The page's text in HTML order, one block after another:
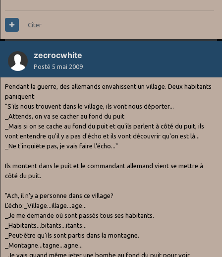
Citer
zecrocwhite
Posté 5 mai 2009
Pendant la guerre, des allemands envahissent un village. Deux habitants
paniquent:
"S'ils nous trouvent dans le village, ils vont nous déporter...
_Attends, on va se cacher au fond du puit
_Mais si on se cache au fond du puit et qu'ils parlent à côté du puit, ils
vont entendre qu'il y a pas d'écho et ils vont découvrir qu'on est là...
_Ne t'inquiète pas, je vais faire l'écho..."
Ils montent dans le puit et le commandant allemand vient se mettre à
côté du puit.
"Ach, il n'y a personne dans ce village?
L'écho:_Village...illage...age...
_Je me demande où sont passés tous ses habitants.
_Habitants...bitants...itants...
_Peut-être qu'ils sont partis dans la montagne.
_Montagne...tagne...agne...
_Je vais quand même jeter une bombe au fond du puit pour voir